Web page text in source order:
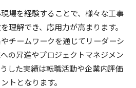
場を経験することで、様々な工事
理解でき、応用力が高まります。
チームワークを通じてリーダーシ
の昇進やプロジェクトマネジメン
した実績は転職活動や企業内評価
トとなります。